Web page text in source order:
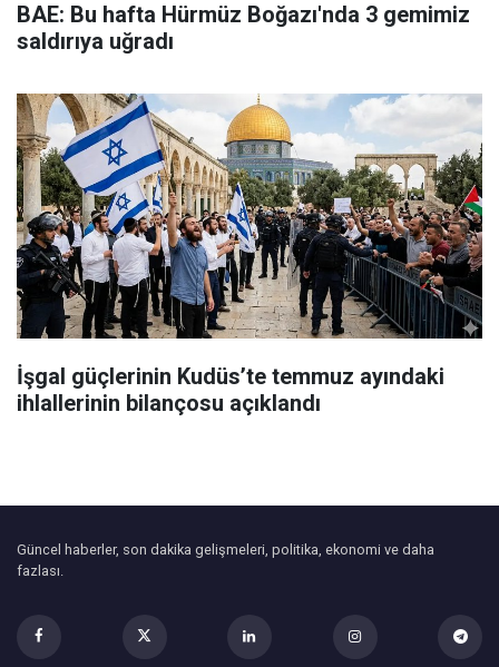
BAE: Bu hafta Hürmüz Boğazı'nda 3 gemimiz
saldırıya uğradı
İşgal güçlerinin Kudüs’te temmuz ayındaki
ihlallerinin bilançosu açıklandı
Güncel haberler, son dakika gelişmeleri, politika, ekonomi ve daha
fazlası.